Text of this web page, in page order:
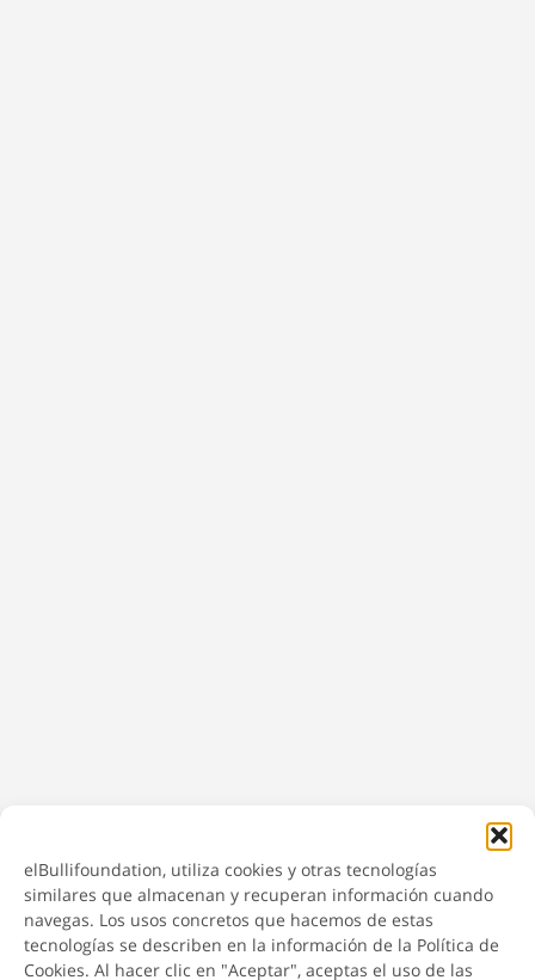
elBullifoundation, utiliza cookies y otras tecnologías
similares que almacenan y recuperan información cuando
navegas. Los usos concretos que hacemos de estas
tecnologías se describen en la información de la Política de
Cookies. Al hacer clic en "Aceptar", aceptas el uso de las